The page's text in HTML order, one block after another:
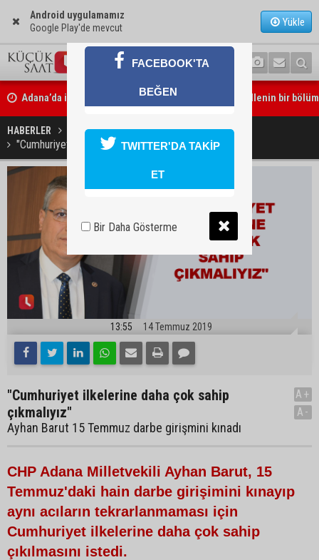
Android uygulamamız
Google Play'de mevcut
Yükle
Adana’da internet kablosu hırsızlığı kamerada: Mahallenin bir
internet erişimi kesildi
Mimarlar Odası’ndan Adana Askeri Hastanesi için tescil çağrısı:
amaç dışı kullanılmamalı”
HABERLER GÜNDEM
"Cumhuriyet ilkelerine daha çok sahip çıkmalıyız"
13:55 14 Temmuz 2019
"Cumhuriyet ilkelerine daha çok sahip
çıkmalıyız"
Ayhan Barut 15 Temmuz darbe girişmini kınadı
A+
A-
CHP Adana Milletvekili Ayhan Barut, 15
Temmuz'daki hain darbe girişimini kınayıp
aynı acıların tekrarlanmaması için
Cumhuriyet ilkelerine daha çok sahip
çıkılmasını istedi.
FACEBOOK'TA
BEĞEN
TWITTER'DA TAKİP
ET
Bir Daha Gösterme